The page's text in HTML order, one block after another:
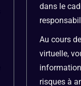
dans le
Au cours
virtuelle,
risques à